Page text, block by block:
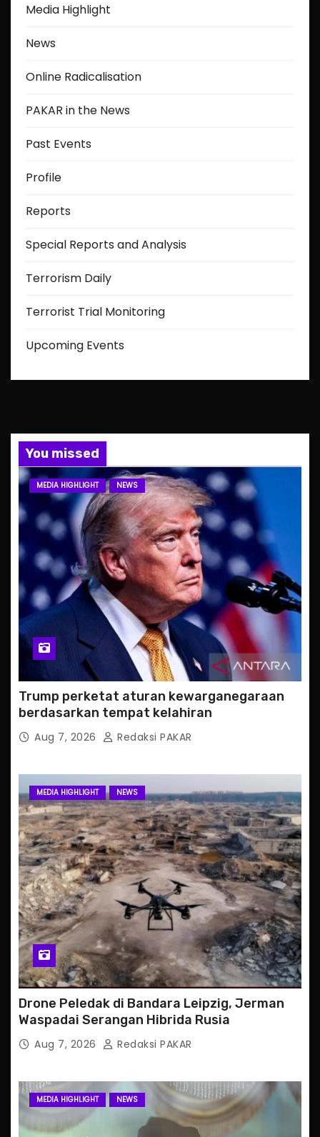
Media Highlight
News
Online Radicalisation
PAKAR in the News
Past Events
Profile
Reports
Special Reports and Analysis
Terrorism Daily
Terrorist Trial Monitoring
Upcoming Events
You missed
MEDIA HIGHLIGHT NEWS
Trump perketat aturan kewarganegaraan
berdasarkan tempat kelahiran
Aug 7, 2026 Redaksi PAKAR
MEDIA HIGHLIGHT NEWS
Drone Peledak di Bandara Leipzig, Jerman
Waspadai Serangan Hibrida Rusia
Aug 7, 2026 Redaksi PAKAR
MEDIA HIGHLIGHT NEWS